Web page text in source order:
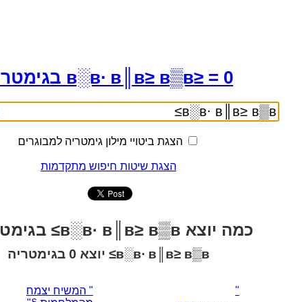
в░в∙ в║в≥ в▒в≥ = 0 בגימטריה
הצגת ביטויי מילון גימטריה למבוגרים
הצגת שיטות חיפוש מתקדמות
כמה יוצא в░в∙ в║в≥ в▒в≥ בגימטריה?
в░в∙ в║в≥ в▒в≥ יוצא 0 בגימטריה
"
" המשיח יצמח